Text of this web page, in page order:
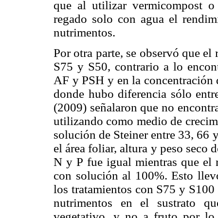
que al utilizar vermicompost
regado solo con agua el
nutrimentos.
Por otra parte, se observó que
S75 y S50, contrario a lo
AF y PSH y en la
donde hubo diferencia sólo
(2009) señalaron que no
utilizando como medio de
solución de Steiner entre 33, 66
el área foliar, altura y peso seco
N y P fue igual mientras que el
con solución al 100%. Esto
los tratamientos con S75 y
nutrimentos en el sustrato